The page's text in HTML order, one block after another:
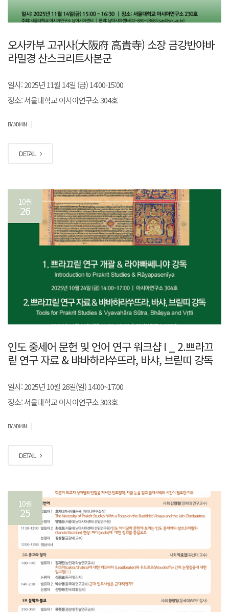
오사카부 고귀사(大阪府 高貴寺) 소장 금강반야바
라밀경 산스크리트사본군
일시: 2025년 11월 14일 (금) 14:00-15:00
장소: 서울대학교 아시아연구소 304호
BY ADMIN
DETAIL
10월
26
인도 중세어 문헌 및 언어 연구 워크샵 I _ 2.쁘라끄
릳 연구 자료 & 뱌바하라쑤뜨라, 바샤, 브릳띠 강독
일시: 2025년 10월 26일(일) 14:00~17:00
장소: 서울대학교 아시아연구소 303호
BY ADMIN
DETAIL
10월
25